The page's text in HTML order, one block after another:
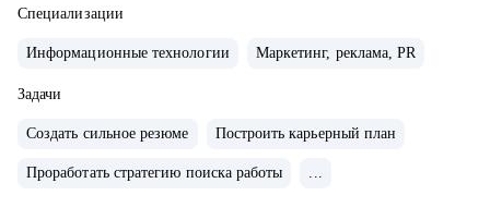
• Провел более 700 консультаций на карьерные и
• Вместе с подопечными составили более 300 резюме для
РФ и Европы.
• Мои клиенты нашли работу в Авито, Яндекс, Ozon,
Специализации
Информационные технологии Маркетинг, реклама, PR
Задачи
Создать сильное резюме Построить карьерный план
Проработать стратегию поиска работы ...